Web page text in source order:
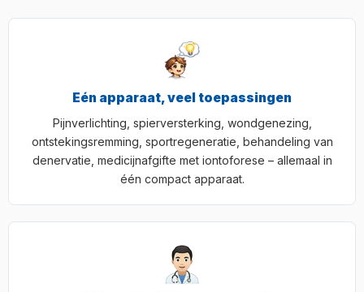
Eén apparaat, veel toepassingen
Pijnverlichting, spierversterking, wondgenezing,
ontstekingsremming, sportregeneratie, behandeling van
denervatie, medicijnafgifte met iontoforese – allemaal in
één compact apparaat.